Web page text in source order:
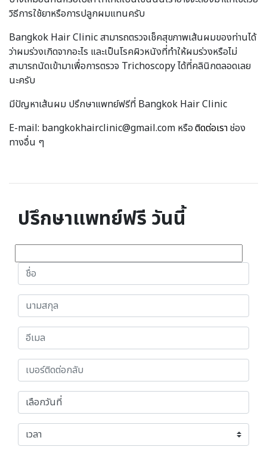
วิธีการใช้ยาหรือการปลูกผมแทนครับ
Bangkok Hair Clinic สามารถตรวจเช็คสุขภาพเส้นผมของท่านได้
ว่าผมร่วงเกิดจากอะไร และเป็นโรคผิวหนังที่ทำให้ผมร่วงหรือไม่
สามารถนัดเข้ามาเพื่อการตรวจ Trichoscopy ได้ที่คลินิกตลอดเลย
นะครับ
มีปัญหาเส้นผม ปรึกษาแพทย์ฟรีที่ Bangkok Hair Clinic
E-mail: bangkokhairclinic@gmail.com หรือติดต่อเราช่อง
ทางอื่น ๆ
ปรึกษาแพทย์ฟรี วันนี้